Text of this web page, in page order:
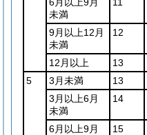
未満
9月以上12月
未満
12
12月以上 13
5
3月未満 13
3月以上6月
未満
14
6月以上9月
15